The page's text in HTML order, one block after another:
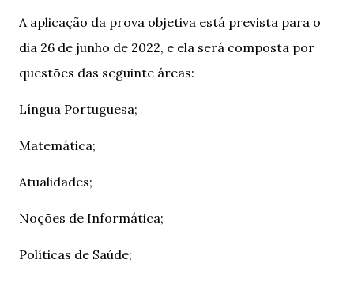
A aplicação da prova objetiva está prevista para o
dia 26 de junho de 2022, e ela será composta por
questões das seguinte áreas:
Língua Portuguesa;
Matemática;
Atualidades;
Noções de Informática;
Políticas de Saúde;